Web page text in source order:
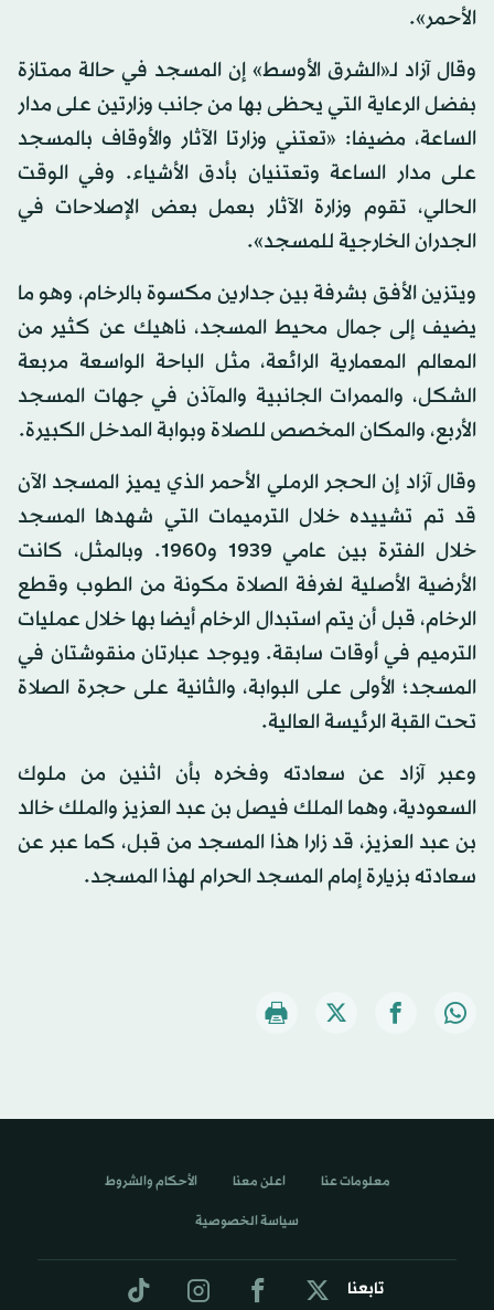
الأحمر».
وقال آزاد لـ«الشرق الأوسط» إن المسجد في حالة ممتازة
بفضل الرعاية التي يحظى بها من جانب وزارتين على مدار
الساعة، مضيفا: «تعتني وزارتا الآثار والأوقاف بالمسجد
على مدار الساعة وتعتنيان بأدق الأشياء. وفي الوقت
الحالي، تقوم وزارة الآثار بعمل بعض الإصلاحات في
الجدران الخارجية للمسجد».
ويتزين الأفق بشرفة بين جدارين مكسوة بالرخام، وهو ما
يضيف إلى جمال محيط المسجد، ناهيك عن كثير من
المعالم المعمارية الرائعة، مثل الباحة الواسعة مربعة
الشكل، والممرات الجانبية والمآذن في جهات المسجد
الأربع، والمكان المخصص للصلاة وبوابة المدخل الكبيرة.
وقال آزاد إن الحجر الرملي الأحمر الذي يميز المسجد الآن
قد تم تشييده خلال الترميمات التي شهدها المسجد
خلال الفترة بين عامي 1939 و1960. وبالمثل، كانت
الأرضية الأصلية لغرفة الصلاة مكونة من الطوب وقطع
الرخام، قبل أن يتم استبدال الرخام أيضا بها خلال عمليات
الترميم في أوقات سابقة. ويوجد عبارتان منقوشتان في
المسجد؛ الأولى على البوابة، والثانية على حجرة الصلاة
تحت القبة الرئيسة العالية.
وعبر آزاد عن سعادته وفخره بأن اثنين من ملوك
السعودية، وهما الملك فيصل بن عبد العزيز والملك خالد
بن عبد العزيز، قد زارا هذا المسجد من قبل، كما عبر عن
سعادته بزيارة إمام المسجد الحرام لهذا المسجد.
تابعنا
معلومات عنا اعلن معنا الأحكام والشروط
سياسة الخصوصية